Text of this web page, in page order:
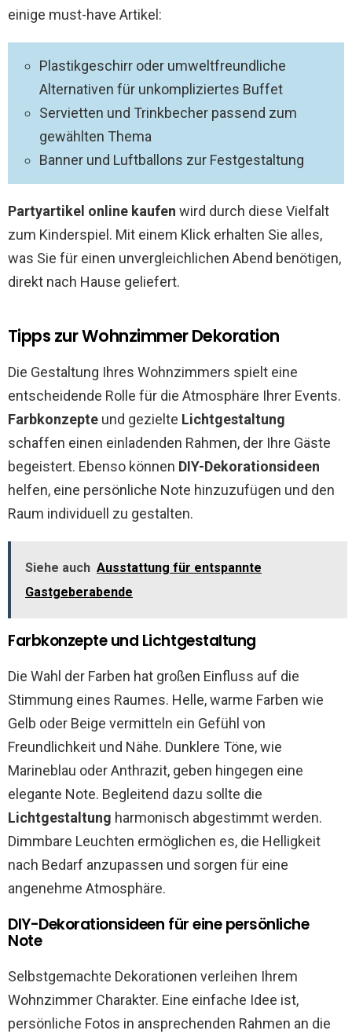
einige must-have Artikel:
Plastikgeschirr oder umweltfreundliche
Alternativen für unkompliziertes Buffet
Servietten und Trinkbecher passend zum
gewählten Thema
Banner und Luftballons zur Festgestaltung
Partyartikel online kaufen wird durch diese Vielfalt
zum Kinderspiel. Mit einem Klick erhalten Sie alles,
was Sie für einen unvergleichlichen Abend benötigen,
direkt nach Hause geliefert.
Tipps zur Wohnzimmer Dekoration
Die Gestaltung Ihres Wohnzimmers spielt eine
entscheidende Rolle für die Atmosphäre Ihrer Events.
Farbkonzepte und gezielte Lichtgestaltung
schaffen einen einladenden Rahmen, der Ihre Gäste
begeistert. Ebenso können DIY-Dekorationsideen
helfen, eine persönliche Note hinzuzufügen und den
Raum individuell zu gestalten.
Siehe auch Ausstattung für entspannte
Gastgeberabende
Farbkonzepte und Lichtgestaltung
Die Wahl der Farben hat großen Einfluss auf die
Stimmung eines Raumes. Helle, warme Farben wie
Gelb oder Beige vermitteln ein Gefühl von
Freundlichkeit und Nähe. Dunklere Töne, wie
Marineblau oder Anthrazit, geben hingegen eine
elegante Note. Begleitend dazu sollte die
Lichtgestaltung harmonisch abgestimmt werden.
Dimmbare Leuchten ermöglichen es, die Helligkeit
nach Bedarf anzupassen und sorgen für eine
angenehme Atmosphäre.
DIY-Dekorationsideen für eine persönliche
Note
Selbstgemachte Dekorationen verleihen Ihrem
Wohnzimmer Charakter. Eine einfache Idee ist,
persönliche Fotos in ansprechenden Rahmen an die